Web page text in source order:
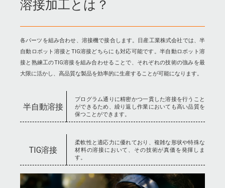
溶接加工とは？
各パーツを組み合わせ、溶接機で接合します。日産工業株式会社では、半
自動ロボット溶接とTIG溶接どちらにも対応可能です。半自動ロボット溶
接と熟練工のTIG溶接を組み合わせることで、それぞれの技術の強みを最
大限に活かし、高品質な製品を効率的に生産することが可能になります。
半自動溶接
プログラム通りに精密かつ一貫した溶接を行うこと
ができるため、繰り返し作業においても高い品質を
保つことができます。
TIG溶接
柔軟性と適応力に優れており、複雑な形状や特殊な
材料の溶接において、その技術が真価を発揮しま
す。